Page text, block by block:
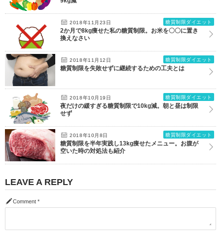
2018年11月23日 糖質制限ダイエット
2か月で8kg痩せた私の糖質制限。お米を〇〇に置き
換えなさい
2018年11月12日 糖質制限ダイエット
糖質制限を失敗せずに継続するための工夫とは
2018年10月19日 糖質制限ダイエット
夜だけの緩すぎる糖質制限で10kg減。朝と昼は制限
せず
2018年10月8日 糖質制限ダイエット
糖質制限を半年実践し13kg痩せたメニュー。お腹が
空いた時の対処法も紹介
LEAVE A REPLY
Comment *